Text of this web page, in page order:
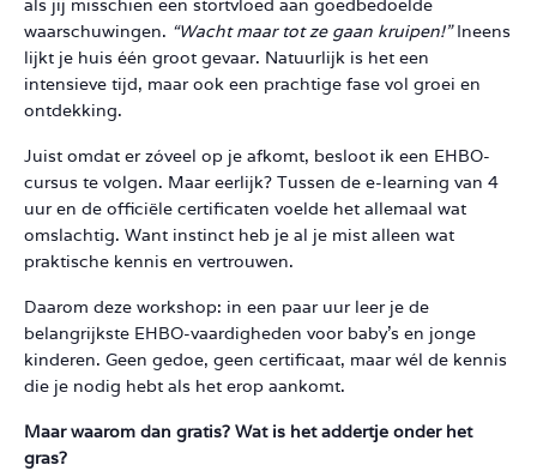
als jij misschien een stortvloed aan goedbedoelde
waarschuwingen. “Wacht maar tot ze gaan kruipen!”Ineens
lijkt je huis één groot gevaar. Natuurlijk is het een
intensieve tijd, maar ook een prachtige fase vol groei en
ontdekking.
Juist omdat er zóveel op je afkomt, besloot ik een EHBO-
cursus te volgen. Maar eerlijk? Tussen de e-learning van 4
uur en de officiële certificaten voelde het allemaal wat
omslachtig. Want instinct heb je al je mist alleen wat
praktische kennis en vertrouwen.
Daarom deze workshop: in een paar uur leer je de
belangrijkste EHBO-vaardigheden voor baby’s en jonge
kinderen. Geen gedoe, geen certificaat, maar wél de kennis
die je nodig hebt als het erop aankomt.
Maar waarom dan gratis? Wat is het addertje onder het
gras?